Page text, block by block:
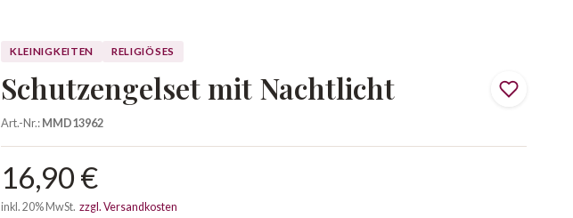
KLEINIGKEITEN RELIGIÖSES
Schutzengelset mit Nachtlicht
Art.-Nr.:MMD13962
16,90 €
inkl. 20% MwSt. zzgl. Versandkosten